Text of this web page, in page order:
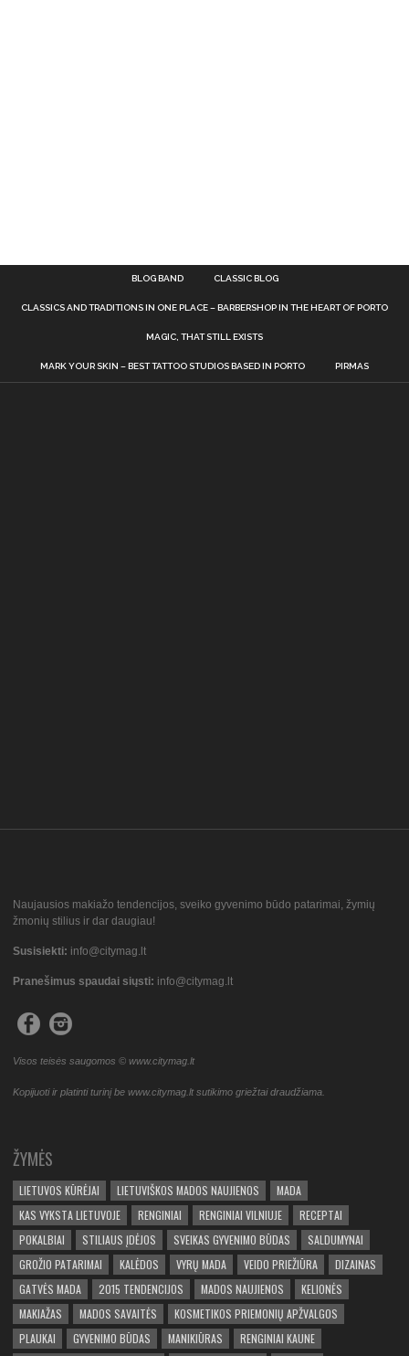
BLOG BAND CLASSIC BLOG
CLASSICS AND TRADITIONS IN ONE PLACE – BARBERSHOP IN THE HEART OF PORTO
MAGIC, THAT STILL EXISTS
MARK YOUR SKIN – BEST TATTOO STUDIOS BASED IN PORTO PIRMAS
Naujausios makiažo tendencijos, sveiko gyvenimo būdo patarimai, žymių
žmonių stilius ir dar daugiau!
Susisiekti: info@citymag.lt
Pranešimus spaudai siųsti: info@citymag.lt
Visos teisės saugomos © www.citymag.lt
Kopijuoti ir platinti turinį be www.citymag.lt sutikimo griežtai draudžiama.
ŽYMĖS
LIETUVOS KŪRĖJAI LIETUVIŠKOS MADOS NAUJIENOS
MADA
KAS VYKSTA LIETUVOJE
RENGINIAI RENGINIAI VILNIUJE
RECEPTAI
POKALBIAI
STILIAUS ĮDĖJOS SVEIKAS GYVENIMO BŪDAS
SALDUMYNAI
GROŽIO PATARIMAI
KALĖDOS VYRŲ MADA VEIDO PRIEŽIŪRA
DIZAINAS
GATVĖS MADA
2015 TENDENCIJOS MADOS NAUJIENOS
KELIONĖS
MAKIAŽAS
MADOS SAVAITĖS
KOSMETIKOS PRIEMONIŲ APŽVALGOS
PLAUKAI
GYVENIMO BŪDAS MANIKIŪRAS
RENGINIAI KAUNE